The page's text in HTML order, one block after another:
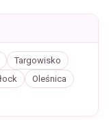
Targowisko
Oleśnica